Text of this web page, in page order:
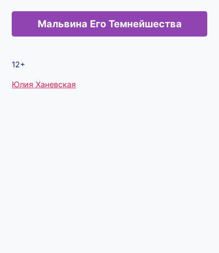
Мальвина Его Темнейшества
12+
Метки
Юлия Ханевская